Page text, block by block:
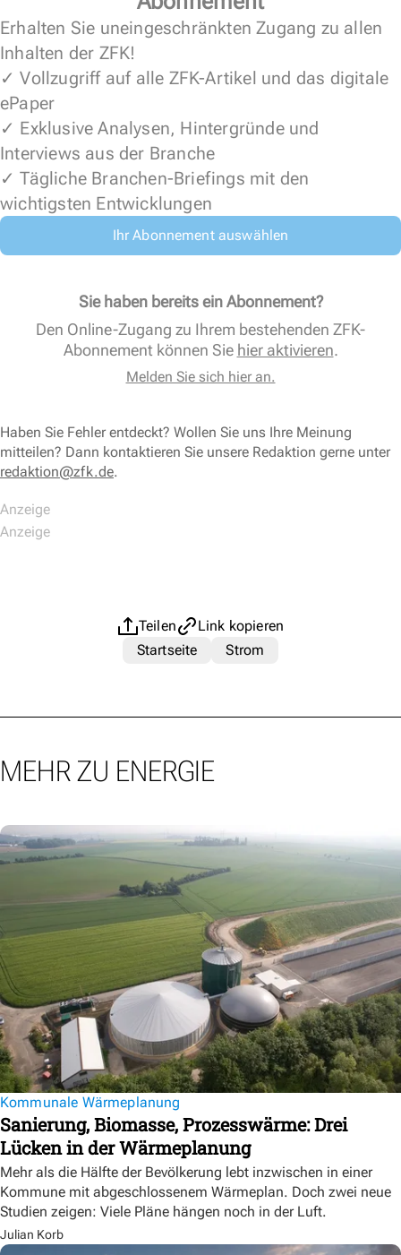
Erhalten Sie uneingeschränkten Zugang zu allen
Inhalten der ZFK!
✓ Vollzugriff auf alle ZFK-Artikel und das digitale
ePaper
✓ Exklusive Analysen, Hintergründe und
Interviews aus der Branche
✓ Tägliche Branchen-Briefings mit den
wichtigsten Entwicklungen
Ihr Abonnement auswählen
Sie haben bereits ein Abonnement?
Den Online-Zugang zu Ihrem bestehenden ZFK-
Abonnement können Sie hier aktivieren.
Melden Sie sich hier an.
Haben Sie Fehler entdeckt? Wollen Sie uns Ihre Meinung
mitteilen? Dann kontaktieren Sie unsere Redaktion gerne unter
redaktion@zfk.de.
Teilen
Link kopieren
Startseite
Strom
MEHR ZU ENERGIE
Kommunale Wärmeplanung
Sanierung, Biomasse, Prozesswärme: Drei
Lücken in der Wärmeplanung
Mehr als die Hälfte der Bevölkerung lebt inzwischen in einer
Kommune mit abgeschlossenem Wärmeplan. Doch zwei neue
Studien zeigen: Viele Pläne hängen noch in der Luft.
Julian Korb